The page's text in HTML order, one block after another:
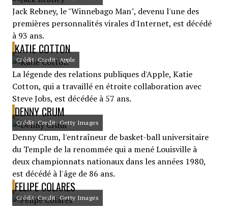
Jack Rebney, le "Winnebago Man", devenu l'une des
premières personnalités virales d'Internet, est décédé
à 93 ans.
KATIE COTTON
Crédit: Credit: Apple
La légende des relations publiques d'Apple, Katie
Cotton, qui a travaillé en étroite collaboration avec
Steve Jobs, est décédée à 57 ans.
DENNY CRUM
Crédit: Credit: Getty Images
Denny Crum, l'entraîneur de basket-ball universitaire
du Temple de la renommée qui a mené Louisville à
deux championnats nationaux dans les années 1980,
est décédé à l'âge de 86 ans.
FELIPE COLARES
Crédit: Credit: Getty Images